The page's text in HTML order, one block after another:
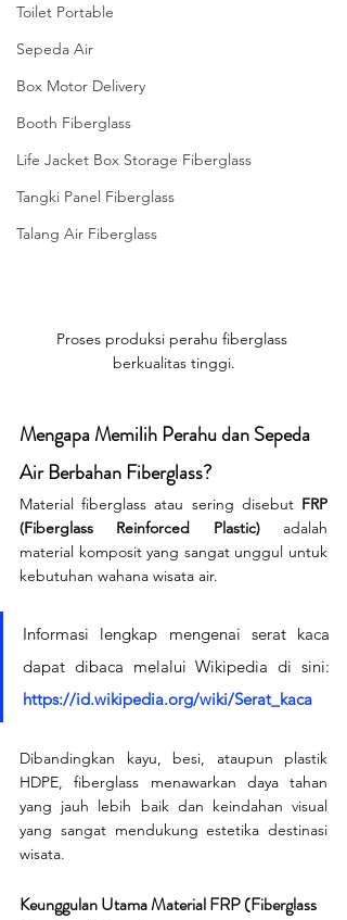
Toilet Portable
Sepeda Air
Box Motor Delivery
Booth Fiberglass
Life Jacket Box Storage Fiberglass
Tangki Panel Fiberglass
Talang Air Fiberglass
Proses produksi perahu fiberglass
berkualitas tinggi.
Mengapa Memilih Perahu dan Sepeda
Air Berbahan Fiberglass?
Material fiberglass atau sering disebut FRP
(Fiberglass Reinforced Plastic) adalah
material komposit yang sangat unggul untuk
kebutuhan wahana wisata air.
Informasi lengkap mengenai serat kaca
https://id.wikipedia.org/wiki/Serat_kaca
Dibandingkan kayu, besi, ataupun plastik
HDPE, fiberglass menawarkan daya tahan
yang jauh lebih baik dan keindahan visual
yang sangat mendukung estetika destinasi
wisata.
Keunggulan Utama Material FRP (Fiberglass